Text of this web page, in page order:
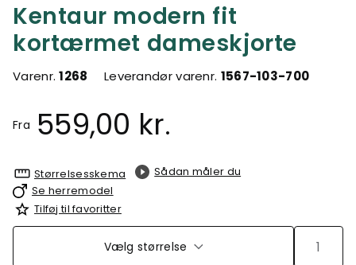
Kentaur modern fit
kortærmet dameskjorte
Varenr.1268 Leverandør varenr. 1567-103-700
Fra 559,00 kr.
Størrelsesskema
Sådan måler du
Se herremodel
Tilføj til favoritter
Vælg størrelse